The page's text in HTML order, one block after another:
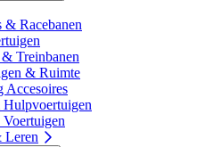
& Racebanen
Treinbanen
& Ruimte
Accesoires
Voertuigen
Leren